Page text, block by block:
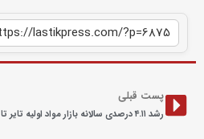
پست قبلی
رشد ۴.۱۱ درصدی سالانه بازار مواد اولیه تایر تا ۲۰۳۳